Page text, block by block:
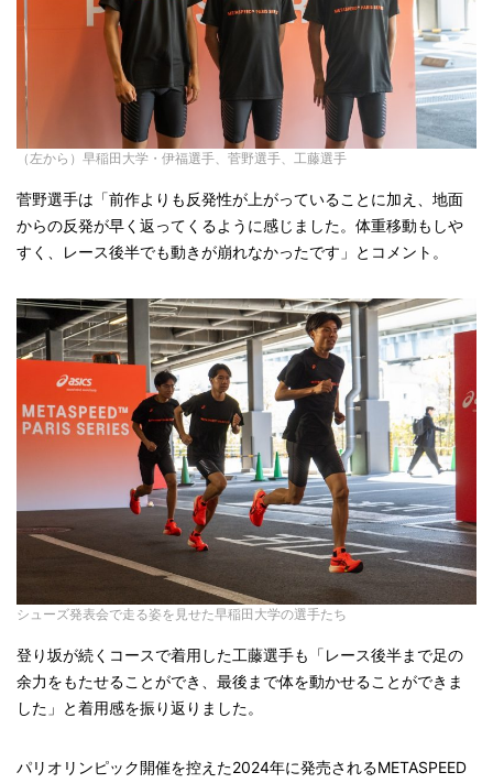
（左から）早稲田大学・伊福選手、菅野選手、工藤選手
菅野選手は「前作よりも反発性が上がっていることに加え、地面
からの反発が早く返ってくるように感じました。体重移動もしや
すく、レース後半でも動きが崩れなかったです」とコメント。
シューズ発表会で走る姿を見せた早稲田大学の選手たち
登り坂が続くコースで着用した工藤選手も「レース後半まで足の
余力をもたせることができ、最後まで体を動かせることができま
した」と着用感を振り返りました。
パリオリンピック開催を控えた2024年に発売されるMETASPEED